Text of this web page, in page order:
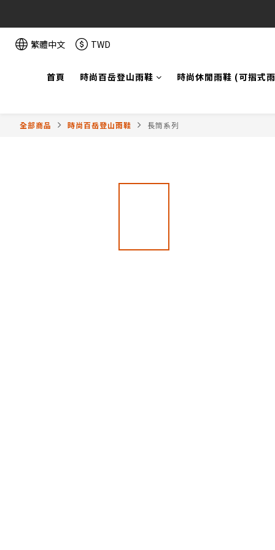
繁體中文 TWD
首頁 時尚百岳登山雨鞋 時尚休閒雨鞋 (可摺式
全部商品 時尚百岳登山雨鞋 長筒系列